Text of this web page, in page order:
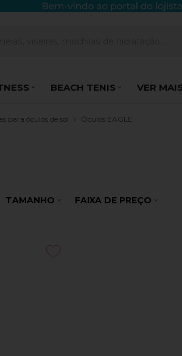
BEACH TENIS VER
para óculos de sol Óculos EAGLE
TAMANHO FAIXA DE PREÇO